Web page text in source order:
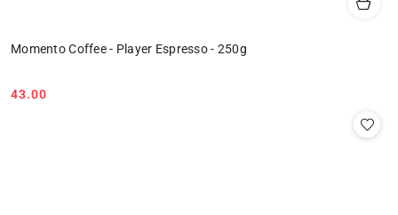
Momento Coffee - Player Espresso - 250g
Cena:
43.00